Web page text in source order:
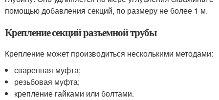
помощью добавления секций, по размеру не более 1 м.
Крепление секций разъемной трубы
Крепление может производиться несколькими методами:
сваренная муфта;
резьбовая муфта;
крепление гайками или болтами.